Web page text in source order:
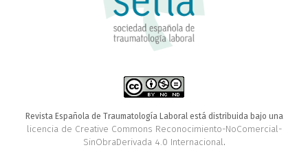
Revista Española de Traumatología Laboral está distribuida bajo una
licencia de Creative Commons Reconocimiento-NoComercial-
SinObraDerivada 4.0 Internacional.